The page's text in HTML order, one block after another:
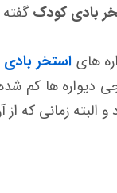
بادی کودک
هایاستخر بادی
دیواره ها کم
و البته زمانی که